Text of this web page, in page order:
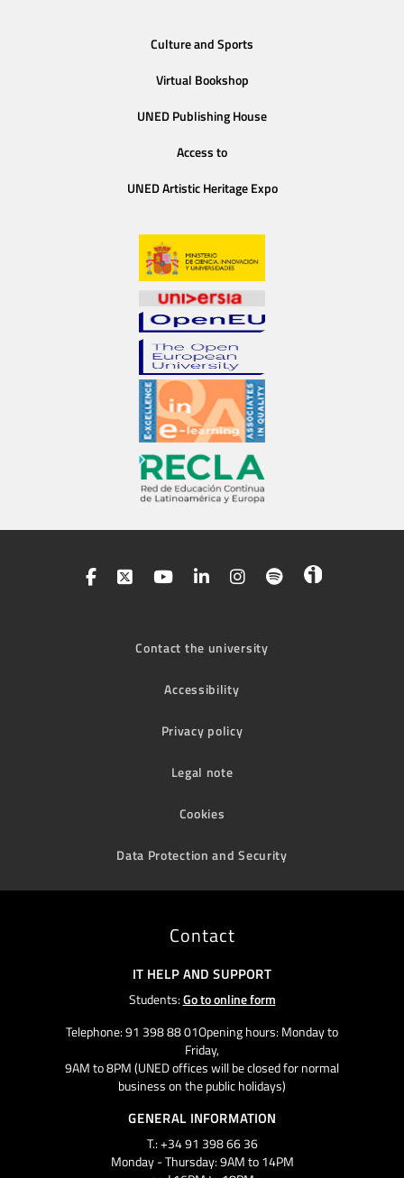
Culture and Sports
Virtual Bookshop
UNED Publishing House
Access to
UNED Artistic Heritage Expo
Contact the university
Accessibility
Privacy policy
Legal note
Cookies
Data Protection and Security
Contact
IT HELP AND SUPPORT
Students:Go to online form
Telephone: 91 398 88 01Opening hours: Monday to
Friday,
9AM to 8PM (UNED offices will be closed for normal
business on the public holidays)
GENERAL INFORMATION
T.: +34 91 398 66 36
Monday - Thursday: 9AM to 14PM